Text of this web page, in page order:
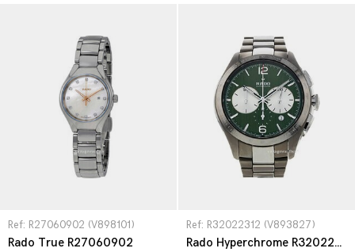
Ref: R27060902 (V898101)
Rado True R27060902
Ref: R32022312 (V893827)
Rado Hyperchrome R32022312